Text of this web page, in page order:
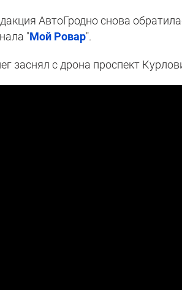
АвтоГродно снова
"Мой Ровар".
заснял с дрона проспект